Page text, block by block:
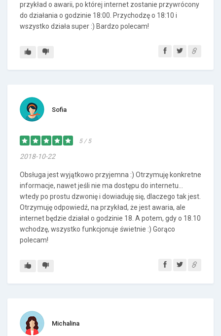
przykład o awarii, po której internet zostanie przywrócony
do działania o godzinie 18:00. Przychodzę o 18:10 i
wszystko działa super :) Bardzo polecam!
Sofia
5 / 5
2018-10-22
Obsługa jest wyjątkowo przyjemna :) Otrzymuję konkretne
informacje, nawet jeśli nie ma dostępu do internetu...
wtedy po prostu dzwonię i dowiaduję się, dlaczego tak jest.
Otrzymuję odpowiedź, na przykład, że jest awaria, ale
internet będzie działał o godzinie 18. A potem, gdy o 18.10
wchodzę, wszystko funkcjonuje świetnie :) Gorąco
polecam!
Michalina